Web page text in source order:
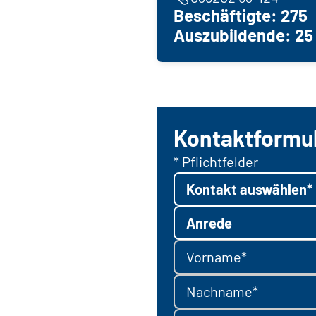
Beschäftigte: 275
Auszubildende: 25
* Pflichtfelder
Kontakt auswählen*
Anrede
Vorname*
Nachname*